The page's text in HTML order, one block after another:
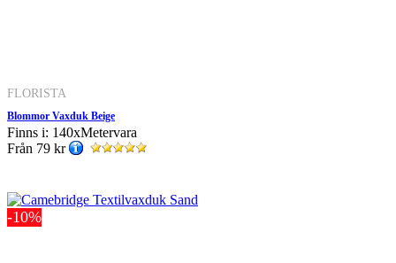
FLORISTA
Blommor Vaxduk Beige
Finns i: 140xMetervara
Från 79 kr
-10%